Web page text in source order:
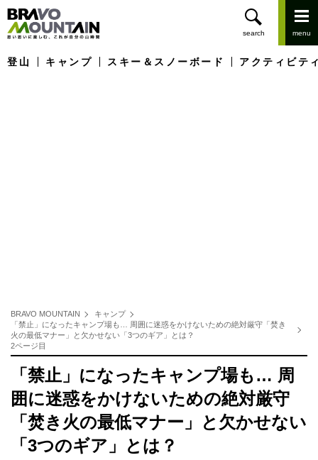
登山 キャンプ スキー＆スノーボード アクティビテ
BRAVO MOUNTAIN
キャンプ
「禁止」になったキャンプ場も… 周囲に迷惑をかけないための絶対厳守「焚き
火の最低マナー」と欠かせない「3つのギア」とは？
2ページ目
「禁止」になったキャンプ場も… 周
囲に迷惑をかけないための絶対厳守
「焚き火の最低マナー」と欠かせない
「3つのギア」とは？